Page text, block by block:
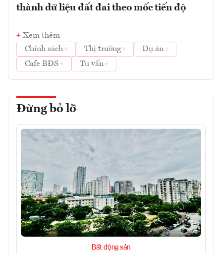
thành dữ liệu đất đai theo mốc tiến độ
Xem thêm
Chính sách
Thị trường
Dự án
Cafe BĐS
Tư vấn
Đừng bỏ lỡ
Bất động sản